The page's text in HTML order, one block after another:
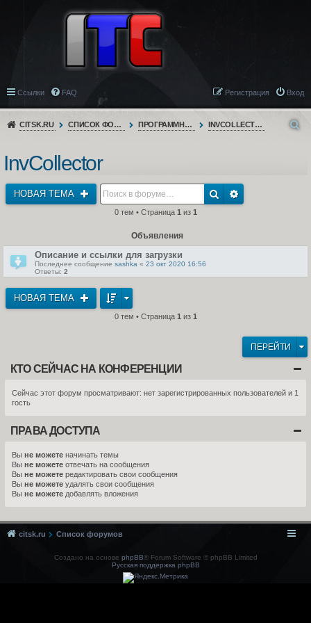
Ссылки FAQ Вход
Регистрация
CITSK.RU СПИСОК ФОРУМОВ ПРОГРАММНОЕ ОБЕСПЕЧЕНИЕ INVCOLLECTOR
InvCollector
НОВАЯ ТЕМА
0 тем • Страница 1 из 1
Объявления
Описание и ссылки для загрузки
Последнее сообщение sashka « 23 окт 2020 16:56
Ответы: 2
НОВАЯ ТЕМА
0 тем • Страница 1 из 1
ПЕРЕЙТИ
КТО СЕЙЧАС НА КОНФЕРЕНЦИИ
Сейчас этот форум просматривают: нет зарегистрированных пользователей и 1
гость
ПРАВА ДОСТУПА
Вы не можете начинать темы
Вы не можете отвечать на сообщения
Вы не можете редактировать свои сообщения
Вы не можете удалять свои сообщения
Вы не можете добавлять вложения
citsk.ru Список форумов
Создано на основе phpBB® Forum Software © phpBB Limited
Русская поддержка phpBB